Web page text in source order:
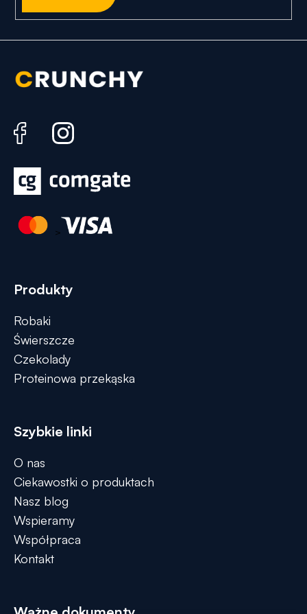
>
Produkty
Robaki
Świerszcze
Czekolady
Proteinowa przekąska
Szybkie linki
O nas
Ciekawostki o produktach
Nasz blog
Wspieramy
Współpraca
Kontakt